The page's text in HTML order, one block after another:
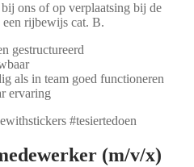
ons of op verplaatsing bij de
rijbewijs cat. B.
gestructureerd
als in team goed functioneren
ervaring
#tesiertedoen
(m/v/x)